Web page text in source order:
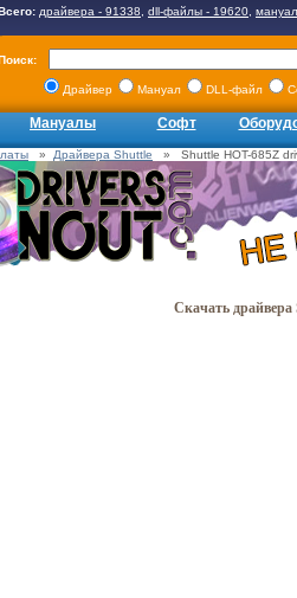
драйвера - 91338 dll-файлы - 19620
Драйвер Мануал DLL-файл
Мануалы Софт
» Драйвера Shuttle » Shuttle HOT-685Z
Скачать